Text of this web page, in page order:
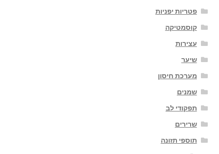
פטריות יפניות
קוסמטיקה
עצירות
שיער
מערכת חיסון
שמנים
תפקודי לב
שרירים
תוספי תזונה